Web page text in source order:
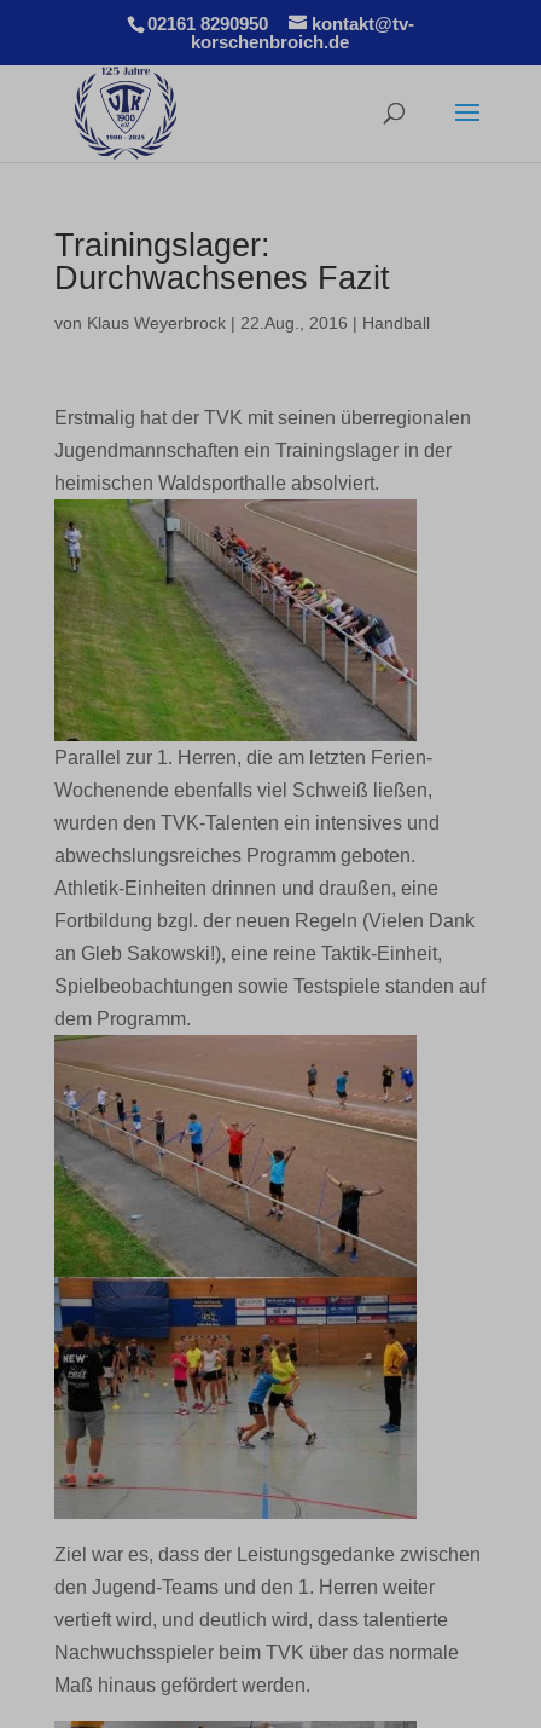
02161 8290950
kontakt@tv-
korschenbroich.de
Trainingslager:
Durchwachsenes Fazit
von Klaus Weyerbrock| 22.Aug., 2016 | Handball
Erstmalig hat der TVK mit seinen überregionalen
Jugendmannschaften ein Trainingslager in der
heimischen Waldsporthalle absolviert.
Parallel zur 1. Herren, die am letzten Ferien-
Wochenende ebenfalls viel Schweiß ließen,
wurden den TVK-Talenten ein intensives und
abwechslungsreiches Programm geboten.
Athletik-Einheiten drinnen und draußen, eine
Fortbildung bzgl. der neuen Regeln (Vielen Dank
an Gleb Sakowski!), eine reine Taktik-Einheit,
Spielbeobachtungen sowie Testspiele standen auf
dem Programm.
Ziel war es, dass der Leistungsgedanke zwischen
den Jugend-Teams und den 1. Herren weiter
vertieft wird, und deutlich wird, dass talentierte
Nachwuchsspieler beim TVK über das normale
Maß hinaus gefördert werden.